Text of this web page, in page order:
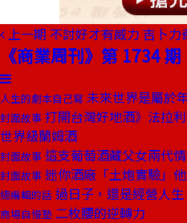
上一期 不討好才有威力 吉卜力
《商業周刊》第 1734 期
人生的劇本自己寫 未來世界是屬於
封面故事 打開台灣好地酒》法拉
世界級蘭姆酒
封面故事 這支葡萄酒藏父女兩代
封面故事 迷你酒廠「土炮實驗」
總編輯的話 過日子，還是經營人生
商場自慢塾 二枚腰的逆轉力